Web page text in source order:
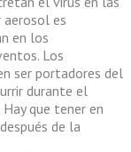
aerosol es
en los
Los
ser portadores del
durante el
que tener en
de la